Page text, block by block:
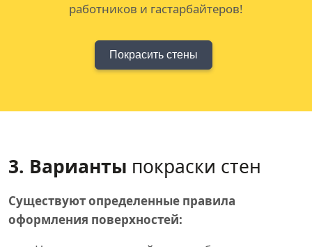
работников и гастарбайтеров!
Покрасить стены
3. Варианты покраски стен
Существуют определенные правила
оформления поверхностей: